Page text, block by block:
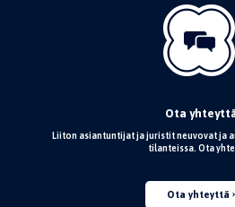
Ota
Liiton asiantuntijat ja juristit neuvovat ja
tilanteissa. Ota
Ota yhteyttä